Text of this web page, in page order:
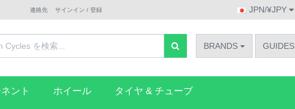
連絡先 サインイン / 登録 JPN/¥JPY
BRANDS GUIDES
ント ホイール タイヤ & チューブ